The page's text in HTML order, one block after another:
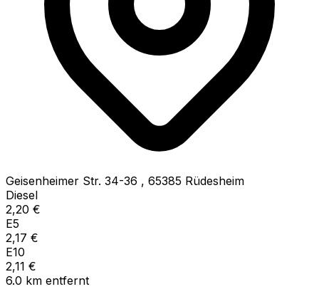
Geisenheimer Str. 34-36 , 65385 Rüdesheim
Diesel
2,20 €
E5
2,17 €
E10
2,11 €
6.0 km entfernt